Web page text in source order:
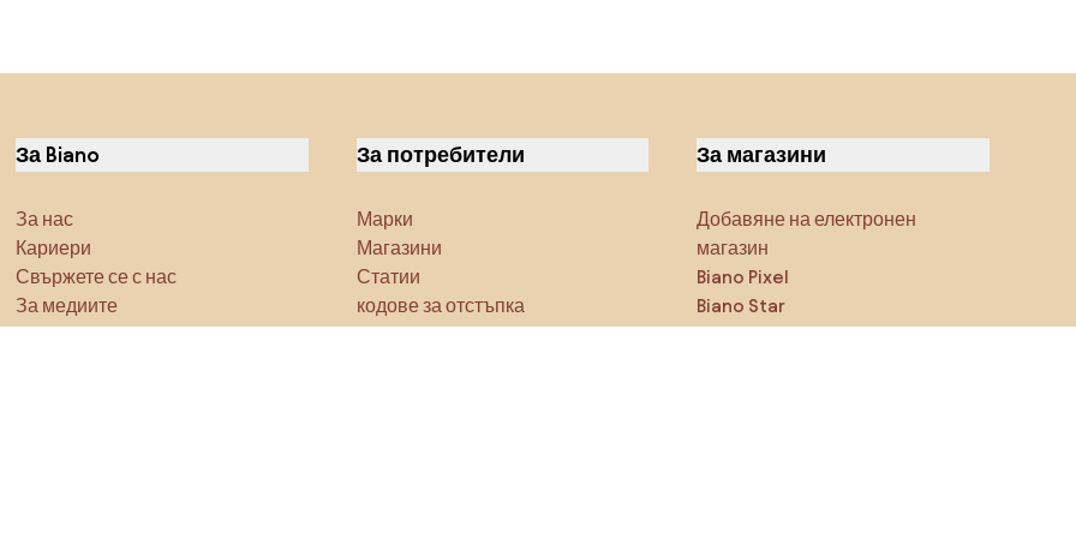
За Biano
За нас
Кариери
Свържете се с нас
За медиите
За потребители
Марки
Магазини
Статии
кодове за отстъпка
За магазини
Добавяне на електронен
магазин
Biano Pixel
Biano Star